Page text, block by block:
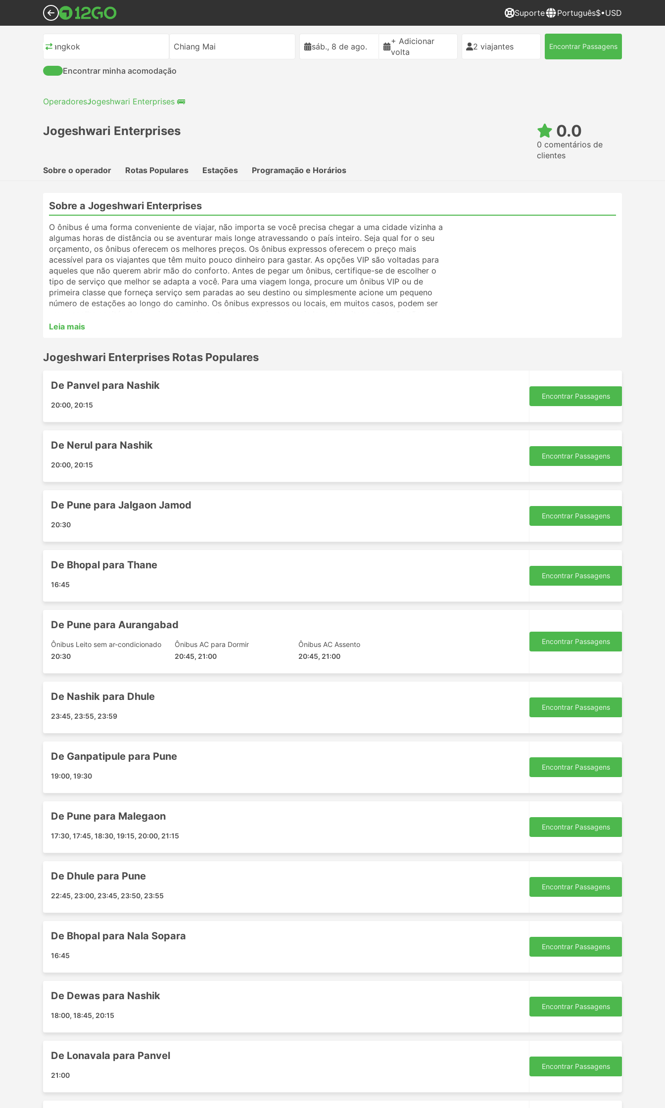
Suporte Português$•USD
Bangkok Chiang Mai sáb., 8 de ago.
+ Adicionar
volta
2 viajantes Encontrar Passagens
Encontrar minha acomodação
OperadoresJogeshwari Enterprises 🚌
Jogeshwari Enterprises 0.0
0 comentários de
clientes
Sobre o operador
Rotas Populares Estações Programação e Horários
Sobre a Jogeshwari Enterprises
O ônibus é uma forma conveniente de viajar, não importa se você precisa chegar a uma cidade vizinha a
algumas horas de distância ou se aventurar mais longe atravessando o país inteiro. Seja qual for o seu
orçamento, os ônibus oferecem os melhores preços. Os ônibus expressos oferecem o preço mais
acessível para os viajantes que têm muito pouco dinheiro para gastar. As opções VIP são voltadas para
aqueles que não querem abrir mão do conforto. Antes de pegar um ônibus, certifique-se de escolher o
tipo de serviço que melhor se adapta a você. Para uma viagem longa, procure um ônibus VIP ou de
primeira classe que forneça serviço sem paradas ao seu destino ou simplesmente acione um pequeno
número de estações ao longo do caminho. Os ônibus expressos ou locais, em muitos casos, podem ser
melhor opção. Analise o cronograma antes de viajar, pois muitos destinos de longo curso são atendidos
viajantes irão ajudá-lo a escolher a melhor passagem e classe de ônibus.
Estações Populares da Jogeshwari Enterprises
As principais estações contempladas pelos ônibus da Jogeshwari Enterprises incluem:
Dhamnod
Ulhasnagar
Malegaon
Dhule
Aurangabad
Khamgaon
Pithampur
Taloja Panchnand
Katni
Amdapur Andhra Pradesh
Worldcup Square
Chakan
Madhav Nagar Chowk
Mission Chowk
Sbi Manglipeth
Vasai
Panvel
Maharajpur Kamaniya Gate
Iti Chungi Naka
Bhopal
Jaipur
Jalgaon
Khatushyamji
Seoni
Ujjain Naka
Nala Sopara
Adhartal Chowk
Ayodhya
Leia mais
Jogeshwari Enterprises Rotas Populares
De Panvel para Nashik
20:00, 20:15
Encontrar Passagens
De Nerul para Nashik
20:00, 20:15
Encontrar Passagens
De Pune para Jalgaon Jamod
20:30
Encontrar Passagens
De Bhopal para Thane
16:45
Encontrar Passagens
De Pune para Aurangabad
Ônibus Leito sem ar-condicionado
20:30
Ônibus AC para Dormir
20:45, 21:00
Ônibus AC Assento
20:45, 21:00
Encontrar Passagens
De Nashik para Dhule
23:45, 23:55, 23:59
Encontrar Passagens
De Ganpatipule para Pune
19:00, 19:30
Encontrar Passagens
De Pune para Malegaon
17:30, 17:45, 18:30, 19:15, 20:00, 21:15
Encontrar Passagens
De Dhule para Pune
22:45, 23:00, 23:45, 23:50, 23:55
Encontrar Passagens
De Bhopal para Nala Sopara
16:45
Encontrar Passagens
De Dewas para Nashik
18:00, 18:45, 20:15
Encontrar Passagens
De Lonavala para Panvel
21:00
Encontrar Passagens